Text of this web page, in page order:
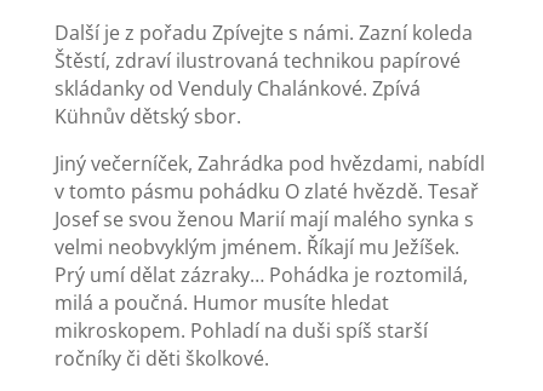
Další je z pořadu Zpívejte s námi. Zazní koleda
Štěstí, zdraví ilustrovaná technikou papírové
skládanky od Venduly Chalánkové. Zpívá
Kühnův dětský sbor.
Jiný večerníček, Zahrádka pod hvězdami, nabídl
v tomto pásmu pohádku O zlaté hvězdě. Tesař
Josef se svou ženou Marií mají malého synka s
velmi neobvyklým jménem. Říkají mu Ježíšek.
Prý umí dělat zázraky… Pohádka je roztomilá,
milá a poučná. Humor musíte hledat
mikroskopem. Pohladí na duši spíš starší
ročníky či děti školkové.